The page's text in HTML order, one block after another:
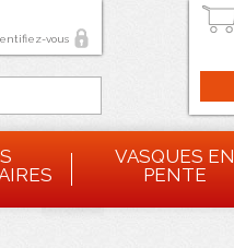
vous
VASQUES EN
PENTE